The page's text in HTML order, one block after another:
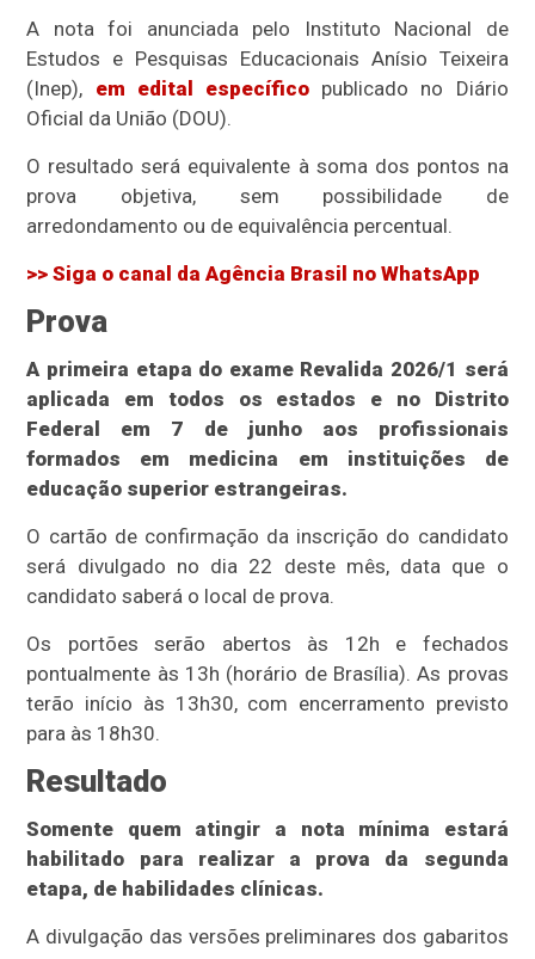
A nota foi anunciada pelo Instituto Nacional de
Estudos e Pesquisas Educacionais Anísio Teixeira
(Inep), em edital específico publicado no Diário
Oficial da União (DOU).
O resultado será equivalente à soma dos pontos na
prova objetiva, sem possibilidade de
arredondamento ou de equivalência percentual.
>> Siga o canal da Agência Brasil no WhatsApp
Prova
A primeira etapa do exame Revalida 2026/1 será
aplicada em todos os estados e no Distrito
Federal em 7 de junho aos profissionais
formados em medicina em instituições de
educação superior estrangeiras.
O cartão de confirmação da inscrição do candidato
será divulgado no dia 22 deste mês, data que o
candidato saberá o local de prova.
Os portões serão abertos às 12h e fechados
pontualmente às 13h (horário de Brasília). As provas
terão início às 13h30, com encerramento previsto
para às 18h30.
Resultado
Somente quem atingir a nota mínima estará
habilitado para realizar a prova da segunda
etapa, de habilidades clínicas.
A divulgação das versões preliminares dos gabaritos